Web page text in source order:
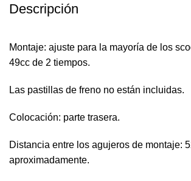
Descripción
Montaje: ajuste para la mayoría de los
49cc de 2 tiempos.
Las pastillas de freno no están incluidas.
Colocación: parte trasera.
Distancia entre los agujeros de montaje:
aproximadamente.